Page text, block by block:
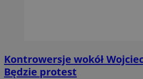
Kontrowersje wokół
Będzie protest